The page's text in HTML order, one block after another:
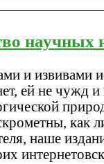
научных
и извивами
ей не чужд
как
наше